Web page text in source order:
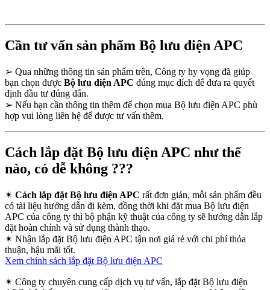
Cần tư vấn sản phẩm Bộ lưu điện APC
➢ Qua những thông tin sản phẩm trên, Công ty hy vọng đã giúp
bạn chọn được Bộ lưu điện APC đúng mục đích để đưa ra quyết
định đầu tư đúng đắn.
➢ Nếu bạn cần thông tin thêm để chọn mua Bộ lưu điện APC phù
hợp vui lòng liên hệ để được tư vấn thêm.
Cách lắp đặt Bộ lưu điện APC như thế
nào, có dễ không ???
✴ Cách lắp đặt Bộ lưu điện APC rất đơn giản, mỗi sản phẩm đều
có tài liệu hướng dẫn đi kèm, đồng thời khi đặt mua Bộ lưu điện
APC của công ty thì bộ phận kỹ thuật của công ty sẽ hướng dẫn lắp
đặt hoàn chỉnh và sử dụng thành thạo.
✴ Nhận lắp đặt Bộ lưu điện APC tận nơi giá rẻ với chi phí thỏa
thuận, hậu mãi tốt.
Xem chính sách lắp đặt Bộ lưu điện APC
✴ Công ty chuyên cung cấp dịch vụ tư vấn, lắp đặt Bộ lưu điện